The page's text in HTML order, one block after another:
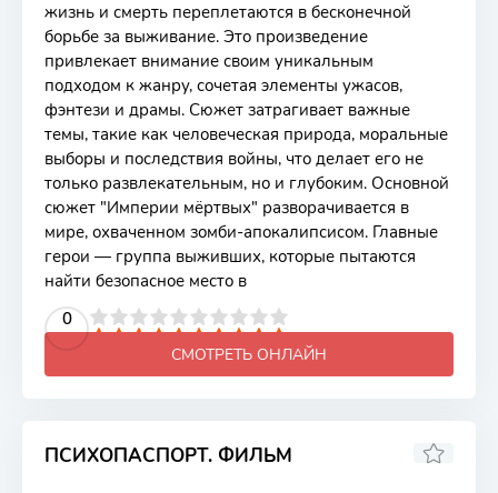
жизнь и смерть переплетаются в бесконечной
борьбе за выживание. Это произведение
привлекает внимание своим уникальным
подходом к жанру, сочетая элементы ужасов,
фэнтези и драмы. Сюжет затрагивает важные
темы, такие как человеческая природа, моральные
выборы и последствия войны, что делает его не
только развлекательным, но и глубоким. Основной
сюжет "Империи мёртвых" разворачивается в
мире, охваченном зомби-апокалипсисом. Главные
герои — группа выживших, которые пытаются
найти безопасное место в
0
4 5 6 7 8 9 10
СМОТРЕТЬ ОНЛАЙН
ПСИХОПАСПОРТ. ФИЛЬМ
7.7